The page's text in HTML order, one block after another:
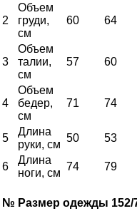
2
Объем
груди,
см
60 64
3
Объем
талии,
см
57 60
4
Объем
бедер,
см
71 74
5
Длина
руки, см
50 53
6
Длина
ноги, см
74 79
№ Размер одежды 152/